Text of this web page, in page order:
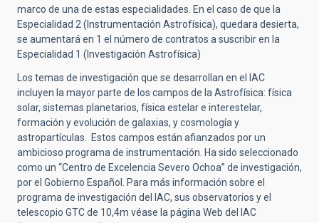
marco de una de estas especialidades. En el caso de que la
Especialidad 2 (Instrumentación Astrofísica), quedara desierta,
se aumentará en 1 el número de contratos a suscribir en la
Especialidad 1 (Investigación Astrofísica)
Los temas de investigación que se desarrollan en el IAC
incluyen la mayor parte de los campos de la Astrofísica: física
solar, sistemas planetarios, física estelar e interestelar,
formación y evolución de galaxias, y cosmología y
astropartículas. Estos campos están afianzados por un
ambicioso programa de instrumentación. Ha sido seleccionado
como un “Centro de Excelencia Severo Ochoa” de investigación,
por el Gobierno Español. Para más información sobre el
programa de investigación del IAC, sus observatorios y el
telescopio GTC de 10,4m véase la página Web del IAC